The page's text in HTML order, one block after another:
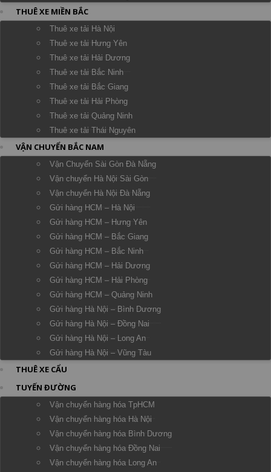
THUÊ XE MIỀN BẮC
Thuê xe tải Hà Nội
Thuê xe tải Hưng Yên
Thuê xe tải Hải Dương
Thuê xe tải Bắc Ninh
Thuê xe tải Bắc Giang
Thuê xe tải Hải Phòng
Thuê xe tải Quảng Ninh
Thuê xe tải Thái Nguyên
VẬN CHUYỂN BẮC NAM
Vận Chuyển Sài Gòn Đà Nẵng
Vận chuyển Hà Nội Sài Gòn
Vận chuyển Hà Nội Đà Nẵng
Gửi hàng HCM – Hà Nội
Gửi hàng HCM – Hưng Yên
Gửi hàng HCM – Bắc Giang
Gửi hàng HCM – Bắc Ninh
Gửi hàng HCM – Hải Dương
Gửi hàng HCM – Hải Phòng
Gửi hàng HCM – Quảng Ninh
Gửi hàng Hà Nội – Bình Dương
Gửi hàng Hà Nội – Đồng Nai
Gửi hàng Hà Nội – Long An
Gửi hàng Hà Nội – Vũng Tàu
THUÊ XE CẨU
TUYẾN ĐƯỜNG
Vận chuyển hàng hóa TpHCM
Vận chuyển hàng hóa Hà Nội
Vận chuyển hàng hóa Bình Dương
Vận chuyển hàng hóa Đồng Nai
Vận chuyển hàng hóa Long An